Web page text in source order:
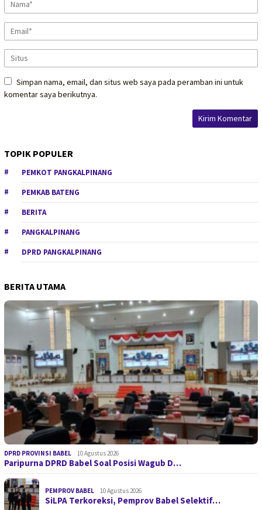
Simpan nama, email, dan situs web saya pada peramban ini untuk
komentar saya berikutnya.
TOPIK POPULER
PEMKOT PANGKALPINANG
PEMKAB BATENG
BERITA
PANGKALPINANG
DPRD PANGKALPINANG
BERITA UTAMA
DPRD PROVINSI BABEL 10 Agustus 2026
Paripurna DPRD Babel Soal Posisi Wagub D…
PEMPROV BABEL 10 Agustus 2026
SiLPA Terkoreksi, Pemprov Babel Selektif…